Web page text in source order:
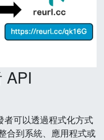
API
者可以透過程式化方式
合到系統、應用程式或